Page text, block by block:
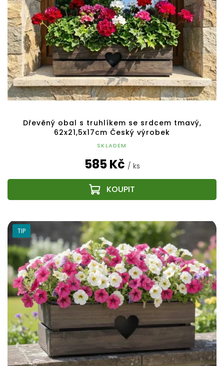
Dřevěný obal s truhlíkem se srdcem tmavý,
62x21,5x17cm Český výrobek
SKLADEM
585 Kč / ks
TIP